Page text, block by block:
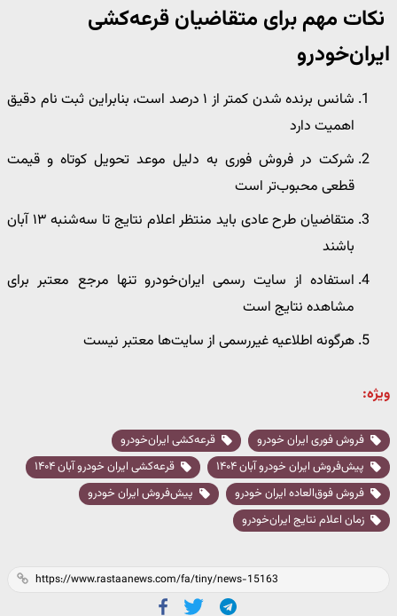
نکات مهم برای متقاضیانقرعه‌کشی
ایران‌خودرو
شانس برنده شدن کمتر از ۱ درصد است، بنابراین ثبت نام دقیق
اهمیت دارد
شرکت در فروش فوری به دلیل موعد تحویل کوتاه و قیمت
قطعی محبوب‌تر است
متقاضیان طرح عادی باید منتظر اعلام نتایج تا سه‌شنبه ۱۳ آبان
باشند
استفاده از سایت رسمی ایران‌خودرو تنها مرجع معتبر برای
مشاهده نتایج است
هرگونه اطلاعیه غیررسمی از سایت‌ها معتبر نیست
ویژه:
فروش فوری ایران خودرو
قرعه‌کشی ایران‌خودرو
پیش‌فروش ایران خودرو آبان ۱۴۰۴
قرعه‌کشی ایران خودرو آبان ۱۴۰۴
فروش فوق‌العاده ایران خودرو
پیش‌فروش ایران خودرو
زمان اعلام نتایج ایران‌خودرو